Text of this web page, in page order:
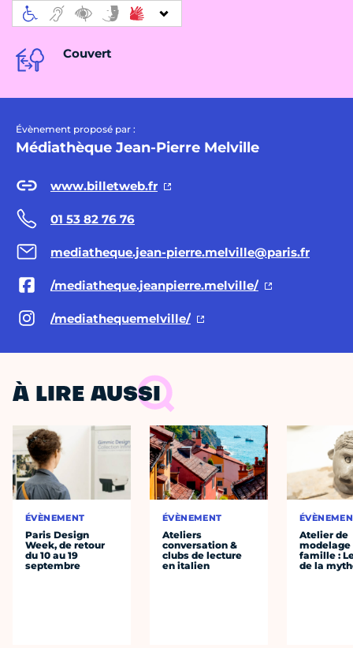
Couvert
Évènement proposé par :
Médiathèque Jean-Pierre Melville
www.billetweb.fr
01 53 82 76 76
mediatheque.jean-pierre.melville@paris.fr
/mediatheque.jeanpierre.melville/
/mediathequemelville/
À LIRE AUSSI
ÉVÈNEMENT
Paris Design
Week, de retour
du 10 au 19
septembre
ÉVÈNEMENT
Ateliers
conversation &
clubs de lecture
en italien
Atelier de
modelage
famille :
de la